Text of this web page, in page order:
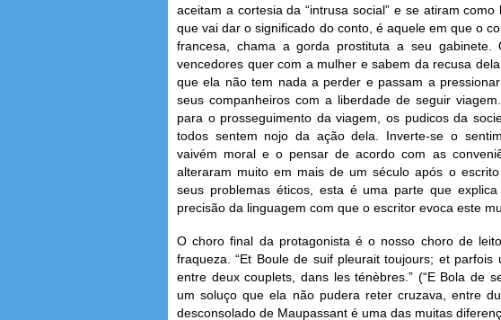
aceitam a cortesia da “intrusa social” e se atiram
que vai dar o significado do conto, é aquele em que o
francesa, chama a gorda prostituta a seu
vencedores quer com a mulher e sabem da recusa
que ela não tem nada a perder e passam a
seus companheiros com a liberdade de seguir
para o prosseguimento da viagem, os pudicos da
todos sentem nojo da ação dela. Inverte-se o
vaivém moral e o pensar de acordo com as
alteraram muito em mais de um século após o
seus problemas éticos, esta é uma parte que
precisão da linguagem com que o escritor evoca este
O choro final da protagonista é o nosso choro de
fraqueza. “Et Boule de suif pleurait toujours; et parfois
entre deux couplets, dans les ténèbres.” (“E Bola de
um soluço que ela não pudera reter cruzava, entre
desconsolado de Maupassant é uma das muitas